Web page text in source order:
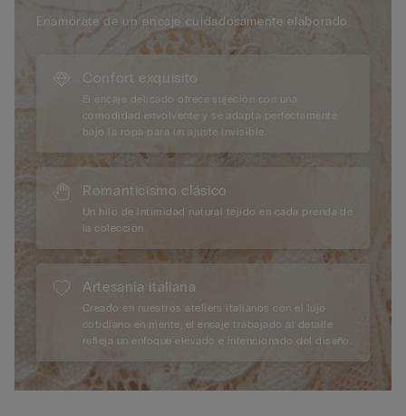
degradable y reciclable al 100 % que se puede descomponer 10
veces más rápido que la poliamida tradicional.
Enamórate de un encaje cuidadosamente elaborado.
Confort exquisito
El encaje delicado ofrece sujeción con una
comodidad envolvente y se adapta perfectamente
bajo la ropa para un ajuste invisible.
Romanticismo clásico
Un hilo de intimidad natural tejido en cada prenda de
la colección.
Artesanía italiana
Creado en nuestros ateliers italianos con el lujo
cotidiano en mente, el encaje trabajado al detalle
refleja un enfoque elevado e intencionado del diseño.